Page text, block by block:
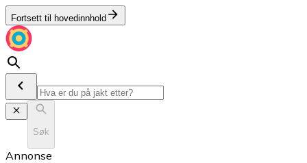
Fortsett til hovedinnhold
Søk
Annonse